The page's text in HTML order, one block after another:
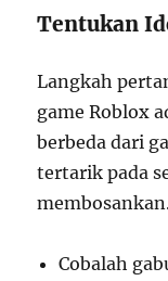
Tentukan
Langkah
game Roblox
berbeda dari
tertarik pada
Cobalah